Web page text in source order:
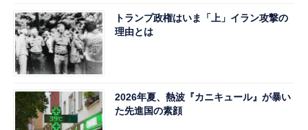
トランプ政権はいま「上」イラン攻撃の
理由とは
2026年夏、熱波『カニキュール』が暴い
た先進国の素顔